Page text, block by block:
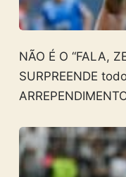
NÃO É O “FALA,
SURPREENDE